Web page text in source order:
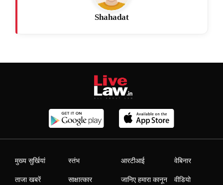
Shahadat
मुख्य सुर्खियां
ताजा खबरें
स्तंभ
साक्षात्कार
आरटीआई
जानिए हमारा कानून
वेबिनार
वीडियो